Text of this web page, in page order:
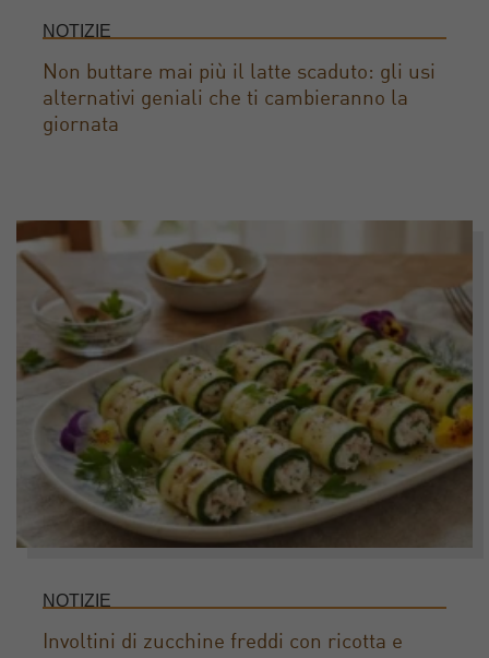
NOTIZIE
Non buttare mai più il latte scaduto: gli usi
alternativi geniali che ti cambieranno la
giornata
NOTIZIE
Involtini di zucchine freddi con ricotta e